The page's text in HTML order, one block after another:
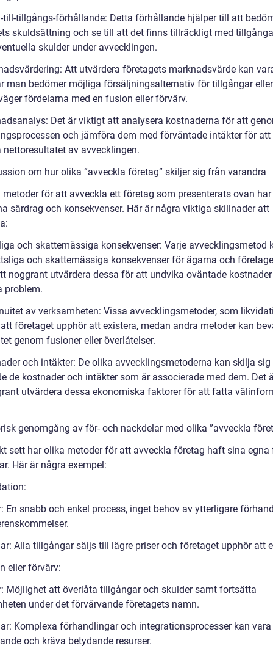
till-tillgångs-förhållande: Detta förhållande hjälper till att
skuldsättning och se till att det finns tillräckligt med
skulder under avvecklingen.
Att utvärdera företagets marknadsvärde kan
man bedömer möjliga försäljningsalternativ för tillgångar
fördelarna med en fusion eller förvärv.
Det är viktigt att analysera kostnaderna för att
och jämföra dem med förväntade intäkter för att
nettoresultatet av avvecklingen.
om hur olika ”avveckla företag” skiljer sig från varandra
metoder för att avveckla ett företag som presenterats ovan
särdrag och konsekvenser. Här är några viktiga skillnader att
och skattemässiga konsekvenser: Varje avvecklingsmetod
och skattemässiga konsekvenser för ägarna och
noggrant utvärdera dessa för att undvika oväntade
problem.
av verksamheten: Vissa avvecklingsmetoder, som
företaget upphör att existera, medan andra metoder kan
genom fusioner eller överlåtelser.
och intäkter: De olika avvecklingsmetoderna kan skilja sig
de kostnader och intäkter som är associerade med dem. Det
utvärdera dessa ekonomiska faktorer för att fatta
genomgång av för- och nackdelar med olika ”avveckla
sett har olika metoder för att avveckla företag haft sina egna
Här är några exempel:
En snabb och enkel process, inget behov av ytterligare
Alla tillgångar säljs till lägre priser och företaget upphör att
eller förvärv:
Möjlighet att överlåta tillgångar och skulder samt fortsätta
under det förvärvande företagets namn.
Komplexa förhandlingar och integrationsprocesser kan vara
och kräva betydande resurser.